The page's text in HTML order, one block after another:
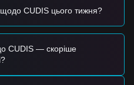
Ринкові настрої
пропозиції та
боку ранніх учасників після
до «Consumer
CUDIS цього тижня?
CUDIS — скоріше